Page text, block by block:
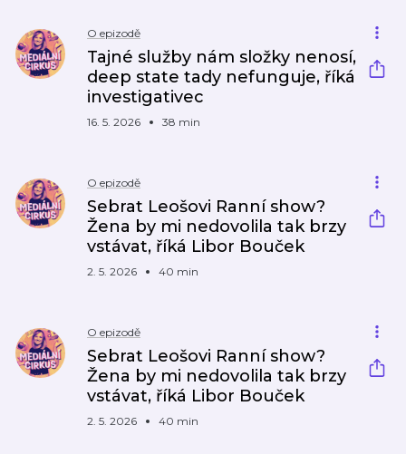
O epizodě
Tajné služby nám složky nenosí,
deep state tady nefunguje, říká
investigativec
16. 5. 2026 38 min
O epizodě
Sebrat Leošovi Ranní show?
Žena by mi nedovolila tak brzy
vstávat, říká Libor Bouček
2. 5. 2026 40 min
O epizodě
Sebrat Leošovi Ranní show?
Žena by mi nedovolila tak brzy
vstávat, říká Libor Bouček
2. 5. 2026 40 min